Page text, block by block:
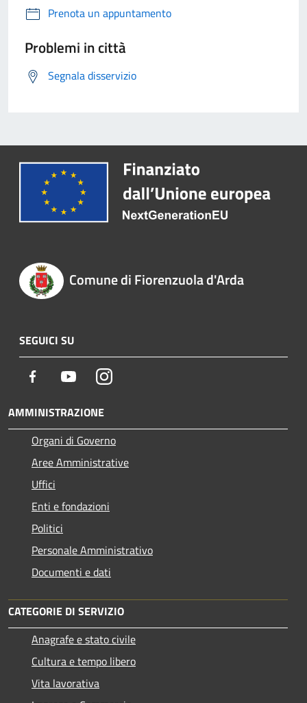
Prenota un appuntamento
Problemi in città
Segnala disservizio
Comune di Fiorenzuola d'Arda
SEGUICI SU
Facebook YoutubeInstagram
AMMINISTRAZIONE
Organi di Governo
Aree Amministrative
Uffici
Enti e fondazioni
Politici
Personale Amministrativo
Documenti e dati
CATEGORIE DI SERVIZIO
Anagrafe e stato civile
Cultura e tempo libero
Vita lavorativa